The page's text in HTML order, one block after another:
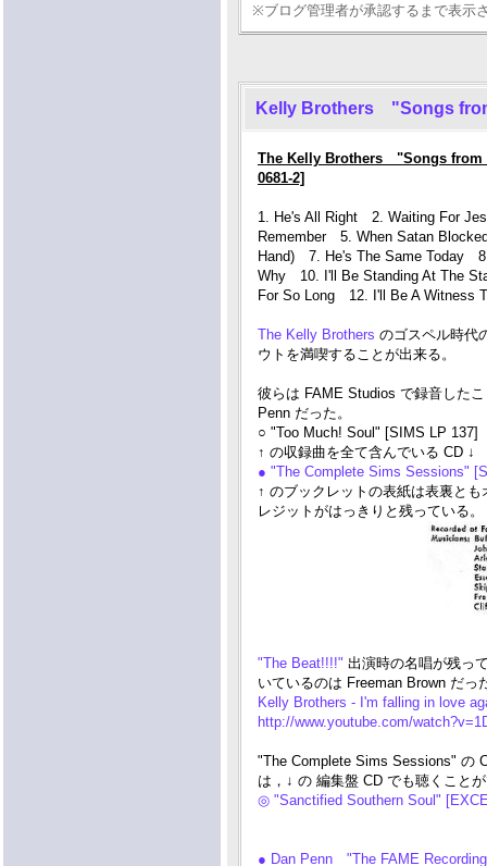
※ブログ管理者が承認するまで表示
Kelly Brothers "Songs
The Kelly Brothers "Songs from
0681-2]
1. He's All Right 2. Waiting For
Remember 5. When Satan
Hand) 7. He's The Same Today
Why 10. I'll Be Standing At The
For So Long 12. I'll Be A Witness
The Kelly Brothers のゴスペル時代
ウトを満喫することが出来る。
彼らは FAME Studios で録音した
Penn だった。
○ "Too Much! Soul" [SIMS LP 137]
↑ の収録曲を全て含んでいる CD ↓
● "The Complete Sims Sessions"
↑ のブックレットの表紙は表裏と
レジットがはっきりと残っている。
"The Beat!!!!" 出演時の名唱が残っ
いているのは Freeman Brown だっ
Kelly Brothers - I'm falling in love
http://www.youtube.com/
"The Complete Sims Sessions" の
は，↓ の 編集盤 CD でも聴くこと
◎ "Sanctified Southern Soul"
● Dan Penn "The FAME